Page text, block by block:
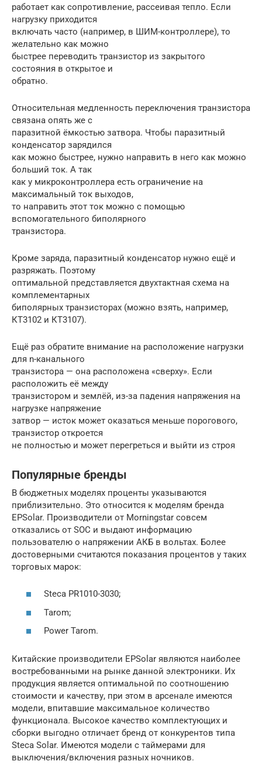
работает как сопротивление, рассеивая тепло. Если
нагрузку приходится
включать часто (например, в ШИМ-контроллере), то
желательно как можно
быстрее переводить транзистор из закрытого
состояния в открытое и
обратно.
Относительная медленность переключения транзистора
связана опять же с
паразитной ёмкостью затвора. Чтобы паразитный
конденсатор зарядился
как можно быстрее, нужно направить в него как можно
больший ток. А так
как у микроконтроллера есть ограничение на
максимальный ток выходов,
то направить этот ток можно с помощью
вспомогательного биполярного
транзистора.
Кроме заряда, паразитный конденсатор нужно ещё и
разряжать. Поэтому
оптимальной представляется двухтактная схема на
комплементарных
биполярных транзисторах (можно взять, например,
КТ3102 и КТ3107).
Ещё раз обратите внимание на расположение нагрузки
для n-канального
транзистора — она расположена «сверху». Если
расположить её между
транзистором и землёй, из-за падения напряжения на
нагрузке напряжение
затвор — исток может оказаться меньше порогового,
транзистор откроется
не полностью и может перегреться и выйти из строя
Популярные бренды
В бюджетных моделях проценты указываются
приблизительно. Это относится к моделям бренда
EPSolar. Производители от Morningstar совсем
отказались от SOC и выдают информацию
пользователю о напряжении АКБ в вольтах. Более
достоверными считаются показания процентов у таких
торговых марок:
Steca PR1010-3030;
Tarom;
Power Tarom.
Китайские производители EPSolar являются наиболее
востребованными на рынке данной электроники. Их
продукция является оптимальной по соотношению
стоимости и качеству, при этом в арсенале имеются
модели, впитавшие максимальное количество
функционала. Высокое качество комплектующих и
сборки выгодно отличает бренд от конкурентов типа
Steca Solar. Имеются модели с таймерами для
выключения/включения разных ночников.